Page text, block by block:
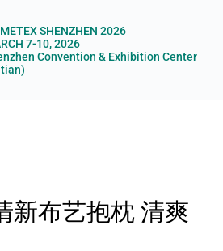
SHENZHEN 2026
7-10, 2026
Convention & Exhibition Center
新布艺抱枕 清爽